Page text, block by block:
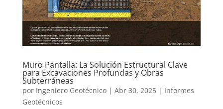
Muro Pantalla: La Solución Estructural Clave
para Excavaciones Profundas y Obras
Subterráneas
por Ingeniero Geotécnico| Abr 30, 2025| Informes
Geotécnicos